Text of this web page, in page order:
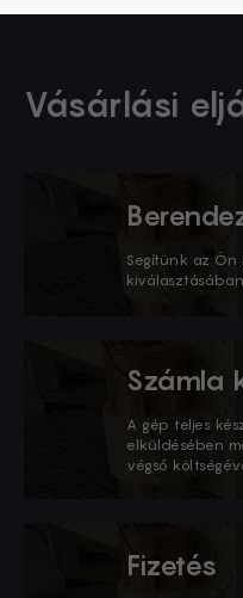
Vásárlási
Segítünk az Ön
kiválasztásában
Számla
A gép teljes
elküldésében
végső
Fizetés